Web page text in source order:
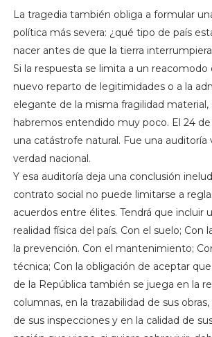
La tragedia también obliga a formular
política más severa: ¿qué tipo de país
nacer antes de que la tierra
Si la respuesta se limita a un reacomodo
nuevo reparto de legitimidades o a la
elegante de la misma fragilidad
habremos entendido muy poco. El 24
una catástrofe natural. Fue una auditoría
verdad nacional.
Y esa auditoría deja una conclusión
contrato social no puede limitarse a
acuerdos entre élites. Tendrá que incluir
realidad física del país. Con el suelo; Con
la prevención. Con el mantenimiento;
técnica; Con la obligación de aceptar
de la República también se juega en la
columnas, en la trazabilidad de sus
de sus inspecciones y en la calidad de